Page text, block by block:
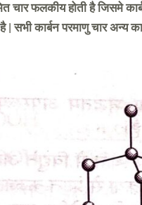
चार फलकीय होती है जिसमे
सभी कार्बन परमाणु चार अन्य